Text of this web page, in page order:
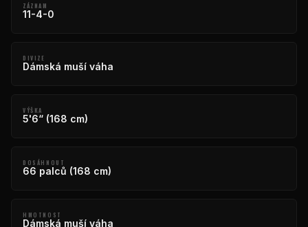
ZÁZNAM
11-4-0
DIVIZE
Dámská muší váha
VÝŠKA
5'6“ (168 cm)
DOSÁHNOUT
66 palců (168 cm)
HMOTNOST
Dámská muší váha